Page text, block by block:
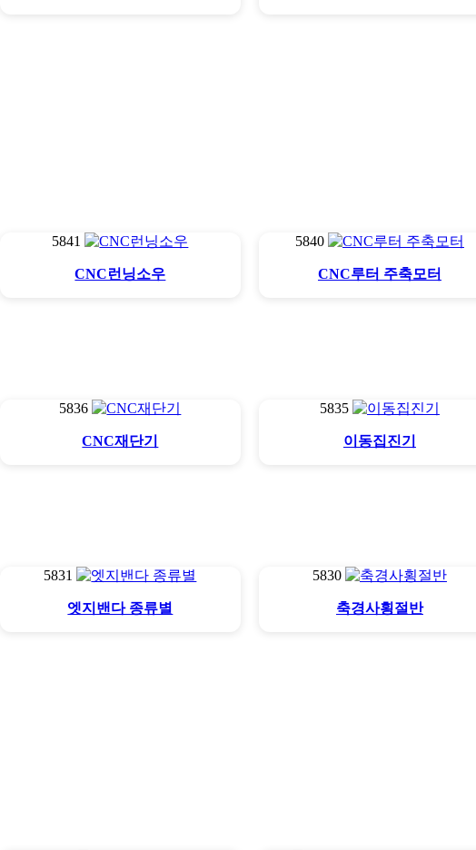
5841
CNC런닝소우
5840
CNC루터 주축모터
5836
CNC재단기
5835
이동집진기
5831
엣지밴다 종류별
5830
축경사횡절반